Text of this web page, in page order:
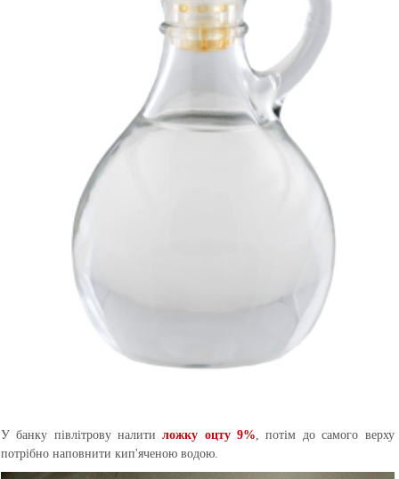
У банку півлітрову налитиложку оцту 9%, потім до самого верху
потрібно наповнити кип'яченою водою.